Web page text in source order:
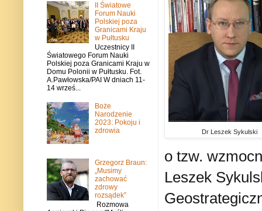
Dr Leszek Sykulski
o tzw.
Leszek
II Światowe
Forum Nauki
Polskiej poza
Granicami Kraju
w Pułtusku
Uczestnicy II
Światowego Forum Nauki
Polskiej poza Granicami Kraju w
Domu Polonii w Pułtusku. Fot.
A.Pawłowska/PAI W dniach 11-
14 wrześ...
Boże
Narodzenie
2023: Pokoju i
zdrowia
Grzegorz Braun:
„Musimy
zachować
zdrowy
rozsądek”
Rozmowa